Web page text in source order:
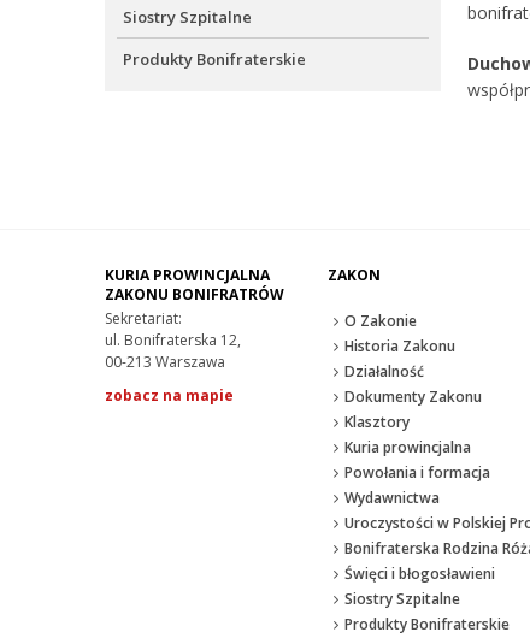
Siostry Szpitalne
Produkty Bonifraterskie
KURIA PROWINCJALNA
ZAKONU BONIFRATRÓW
Sekretariat:
ul. Bonifraterska 12,
00-213 Warszawa
zobacz na mapie
ZAKON
O Zakonie
Historia Zakonu
Działalność
Dokumenty Zakonu
Klasztory
Kuria prowincjalna
Powołania i formacja
Wydawnictwa
Uroczystości w Polskiej
Bonifraterska Rodzina
Święci i błogosławieni
Siostry Szpitalne
Produkty Bonifraterskie